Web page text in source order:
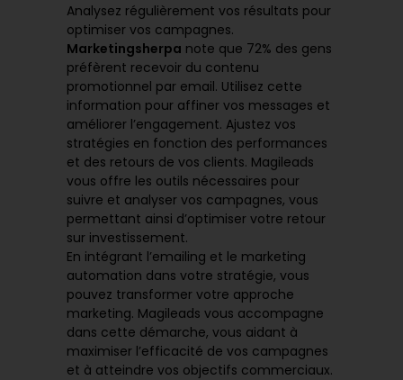
Analysez régulièrement vos résultats pour
optimiser vos campagnes.
Marketingsherpa note que 72% des gens
préfèrent recevoir du contenu
promotionnel par email. Utilisez cette
information pour affiner vos messages et
améliorer l’engagement. Ajustez vos
stratégies en fonction des performances
et des retours de vos clients. Magileads
vous offre les outils nécessaires pour
suivre et analyser vos campagnes, vous
permettant ainsi d’optimiser votre retour
sur investissement.
En intégrant l’emailing et le marketing
automation dans votre stratégie, vous
pouvez transformer votre approche
marketing. Magileads vous accompagne
dans cette démarche, vous aidant à
maximiser l’efficacité de vos campagnes
et à atteindre vos objectifs commerciaux.